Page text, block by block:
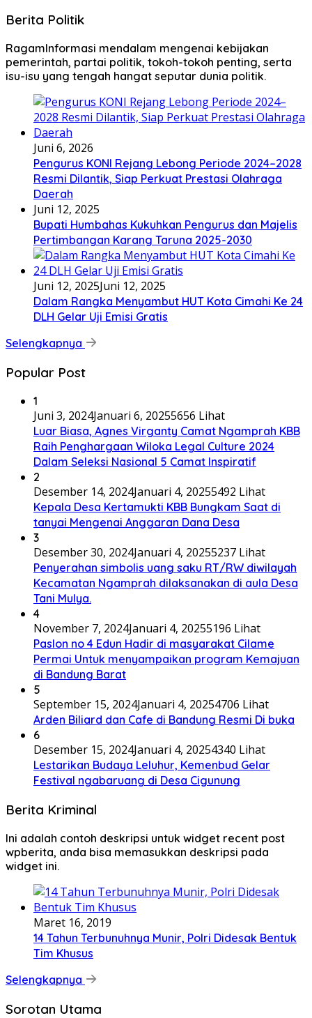
Berita Politik
RagamInformasi mendalam mengenai kebijakan
pemerintah, partai politik, tokoh-tokoh penting, serta
isu-isu yang tengah hangat seputar dunia politik.
Juni 6, 2026
Pengurus KONI Rejang Lebong Periode 2024–2028
Resmi Dilantik, Siap Perkuat Prestasi Olahraga
Daerah
Juni 12, 2025
Bupati Humbahas Kukuhkan Pengurus dan Majelis
Pertimbangan Karang Taruna 2025-2030
Juni 12, 2025Juni 12, 2025
Dalam Rangka Menyambut HUT Kota Cimahi Ke 24
DLH Gelar Uji Emisi Gratis
Selengkapnya
Popular Post
1
Juni 3, 2024Januari 6, 20255656 Lihat
Luar Biasa, Agnes Virganty Camat Ngamprah KBB
Raih Penghargaan Wiloka Legal Culture 2024
Dalam Seleksi Nasional 5 Camat Inspiratif
2
Desember 14, 2024Januari 4, 20255492 Lihat
Kepala Desa Kertamukti KBB Bungkam Saat di
tanyai Mengenai Anggaran Dana Desa
3
Desember 30, 2024Januari 4, 20255237 Lihat
Penyerahan simbolis uang saku RT/RW diwilayah
Kecamatan Ngamprah dilaksanakan di aula Desa
Tani Mulya.
4
November 7, 2024Januari 4, 20255196 Lihat
Paslon no 4 Edun Hadir di masyarakat Cilame
Permai Untuk menyampaikan program Kemajuan
di Bandung Barat
5
September 15, 2024Januari 4, 20254706 Lihat
Arden Biliard dan Cafe di Bandung Resmi Di buka
6
Desember 15, 2024Januari 4, 20254340 Lihat
Lestarikan Budaya Leluhur, Kemenbud Gelar
Festival ngabaruang di Desa Cigunung
Berita Kriminal
Ini adalah contoh deskripsi untuk widget recent post
wpberita, anda bisa memasukkan deskripsi pada
widget ini.
Maret 16, 2019
14 Tahun Terbunuhnya Munir, Polri Didesak Bentuk
Tim Khusus
Selengkapnya
Sorotan Utama